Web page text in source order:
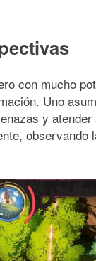
con mucho
Uno
y
observando